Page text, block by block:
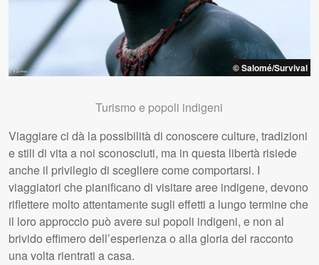
© Salomé/Survival
Turismo e popoli indigeni
Viaggiare ci dà la possibilità di conoscere culture, tradizioni
e stili di vita a noi sconosciuti, ma in questa libertà risiede
anche il privilegio di scegliere come comportarsi. I
viaggiatori che pianificano di visitare aree indigene, devono
riflettere molto attentamente sugli effetti a lungo termine che
il loro approccio può avere sui popoli indigeni, e non al
brivido effimero dell’esperienza o alla gloria del racconto
una volta rientrati a casa.